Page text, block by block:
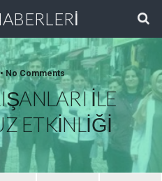
No Comments
İLE
ETKİNLİĞİ